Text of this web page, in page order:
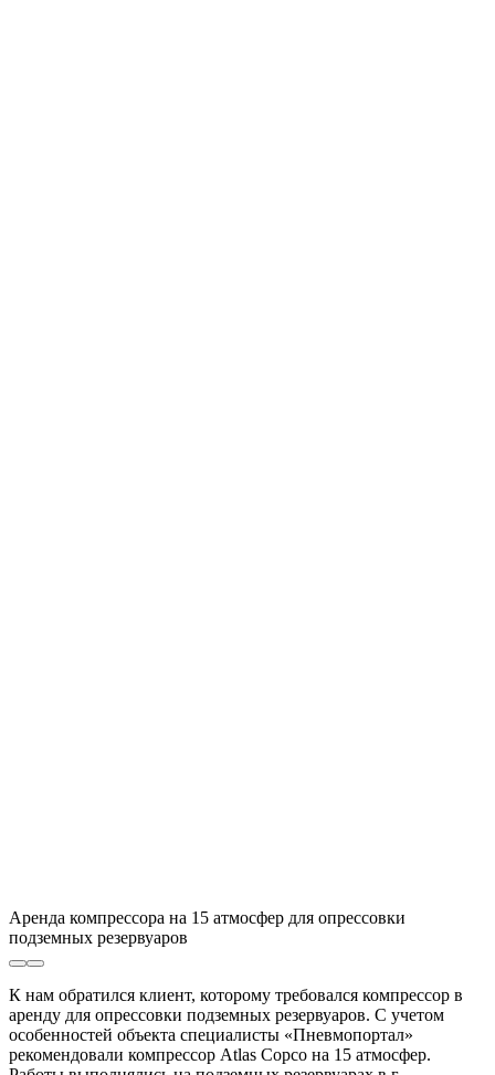
Аренда компрессора на 15 атмосфер для опрессовки
подземных резервуаров
К нам обратился клиент, которому требовался компрессор в
аренду для опрессовки подземных резервуаров. С учетом
особенностей объекта специалисты «Пневмопортал»
рекомендовали компрессор Atlas Copco на 15 атмосфер.